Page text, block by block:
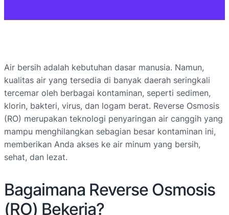
Air bersih adalah kebutuhan dasar manusia. Namun,
kualitas air yang tersedia di banyak daerah seringkali
tercemar oleh berbagai kontaminan, seperti sedimen,
klorin, bakteri, virus, dan logam berat. Reverse Osmosis
(RO) merupakan teknologi penyaringan air canggih yang
mampu menghilangkan sebagian besar kontaminan ini,
memberikan Anda akses ke air minum yang bersih,
sehat, dan lezat.
Bagaimana Reverse Osmosis
(RO) Bekerja?